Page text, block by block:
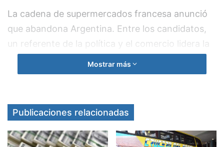
La cadena de supermercados francesa anunció
que abandona Argentina. Entre los candidatos,
un referente de la política y el comercio lidera la
La venta de Carrefour Argentinaavanza y la lista
se va haciendo cada vez más corta. Es que el
proceso entró en una etapa de definiciones y
podría culminar entre este mes y el próximo.
Mostrar más
Publicaciones relacionadas